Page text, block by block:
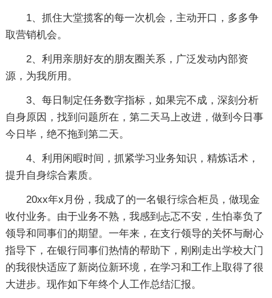
1、抓住大堂揽客的每一次机会，主动开口，多多争
取营销机会。
2、利用亲朋好友的朋友圈关系，广泛发动内部资
源，为我所用。
3、每日制定任务数字指标，如果完不成，深刻分析
自身原因，找到问题所在，第二天马上改进，做到今日事
今日毕，绝不拖到第二天。
4、利用闲暇时间，抓紧学习业务知识，精炼话术，
提升自身综合素质。
20xx年x月份，我成了的一名银行综合柜员，做现金
收付业务。由于业务不熟，我感到忐忑不安，生怕辜负了
领导和同事们的期望。一年来，在支行领导的关怀与耐心
指导下，在银行同事们热情的帮助下，刚刚走出学校大门
的我很快适应了新岗位新环境，在学习和工作上取得了很
大进步。现作如下年终个人工作总结汇报。